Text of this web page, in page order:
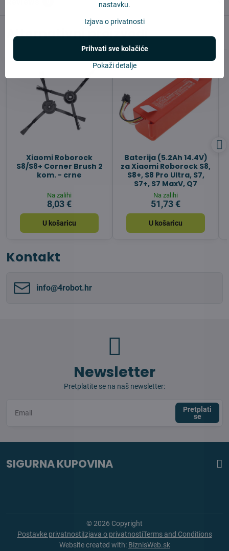
Alternativni proizvodi
Xiaomi Roborock
S8/S8+ Corner Brush 2
kom. - crne
Na zalihi
8,03 €
U košaricu
Baterija (5.2Ah 14.4V)
za Xiaomi Roborock S8,
S8+, S8 Pro Ultra, S7,
S7+, S7 MaxV, Q7
Na zalihi
51,73 €
U košaricu
Kontakt
info​@4robot​.hr
Newsletter
Pretplatite se na naš newsletter:
Pretplati
se
SIGURNA KUPOVINA
©2026 Copyright
Postavke privatnostiIzjava o privatnostiTerms and Conditions
Website created with: BiznisWeb.sk
nastavku.
Izjava o privatnosti
Pokaži detalje
Prihvati sve kolačiće